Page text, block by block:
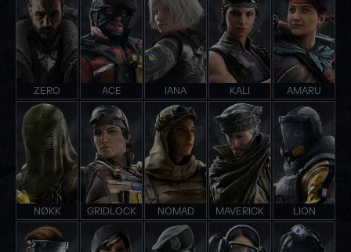
ZERO ACE IANA KALI AMARU
NØKK GRIDLOCK NOMAD MAVERICK LION